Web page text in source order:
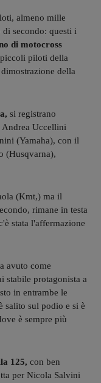
almeno mille
secondo: questi i
di motocross
piloti della
della
si registrano
Andrea Uccellini
(Yamaha), con il
(Husqvarna),
(Kmt,) ma il
rimane in testa
stata l'affermazione
avuto come
stabile protagonista a
in entrambe le
salito sul podio e si è
è sempre più
125, con ben
per Nicola Salvini